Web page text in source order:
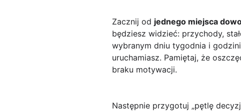
Zacznij od jednego miejsca
będziesz widzieć: przychody,
wybranym dniu tygodnia i
uruchamiasz. Pamiętaj, że
braku motywacji.
Następnie przygotuj „pętlę